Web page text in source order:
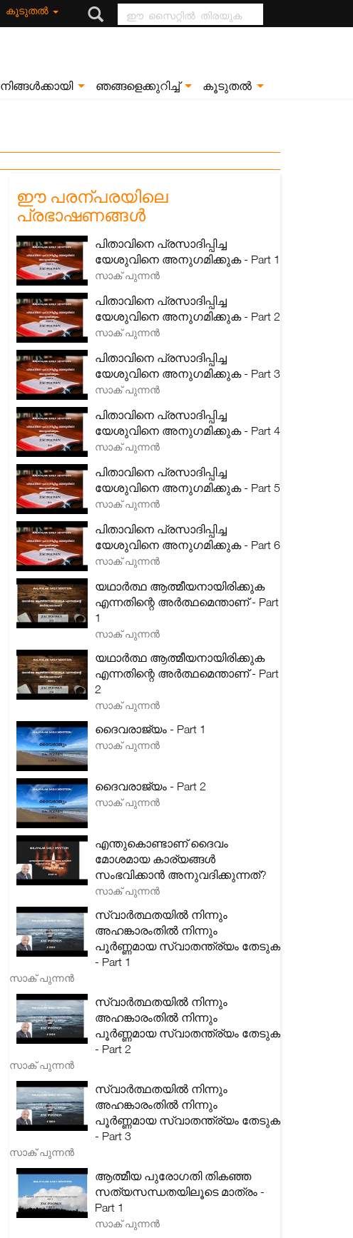
കൂടുതൽ
ഈ സൈറ്റിൽ
തിരയുക
നിങ്ങൾക്കായി ഞങ്ങളെക്കുറിച്ച് കൂടുതൽ
ഈ പരന്പരയിലെ
പ്രഭാഷണങ്ങൾ
പിതാവിനെ പ്രസാദിപ്പിച്ച
യേശുവിനെ അനുഗമിക്കുക - Part 1
സാക് പുന്നൻ
പിതാവിനെ പ്രസാദിപ്പിച്ച
യേശുവിനെ അനുഗമിക്കുക - Part 2
സാക് പുന്നൻ
പിതാവിനെ പ്രസാദിപ്പിച്ച
യേശുവിനെ അനുഗമിക്കുക - Part 3
സാക് പുന്നൻ
പിതാവിനെ പ്രസാദിപ്പിച്ച
യേശുവിനെ അനുഗമിക്കുക - Part 4
സാക് പുന്നൻ
പിതാവിനെ പ്രസാദിപ്പിച്ച
യേശുവിനെ അനുഗമിക്കുക - Part 5
സാക് പുന്നൻ
പിതാവിനെ പ്രസാദിപ്പിച്ച
യേശുവിനെ അനുഗമിക്കുക - Part 6
സാക് പുന്നൻ
യഥാർത്ഥ ആത്മീയനായിരിക്കുക
എന്നതിന്റെ അർത്ഥമെന്താണ് - Part
1
സാക് പുന്നൻ
യഥാർത്ഥ ആത്മീയനായിരിക്കുക
എന്നതിന്റെ അർത്ഥമെന്താണ് - Part
2
സാക് പുന്നൻ
ദൈവരാജ്യം - Part 1
സാക് പുന്നൻ
ദൈവരാജ്യം - Part 2
സാക് പുന്നൻ
എന്തുകൊണ്ടാണ് ദൈവം
മോശമായ കാര്യങ്ങൾ
സംഭവിക്കാൻ അനുവദിക്കുന്നത്?
സാക് പുന്നൻ
സ്വാർത്ഥതയിൽ നിന്നും
അഹങ്കാരംതിൽ നിന്നും
പൂർണ്ണമായ സ്വാതന്ത്ര്യം തേടുക
- Part 1
സാക് പുന്നൻ
സ്വാർത്ഥതയിൽ നിന്നും
അഹങ്കാരംതിൽ നിന്നും
പൂർണ്ണമായ സ്വാതന്ത്ര്യം തേടുക
- Part 2
സാക് പുന്നൻ
സ്വാർത്ഥതയിൽ നിന്നും
അഹങ്കാരംതിൽ നിന്നും
പൂർണ്ണമായ സ്വാതന്ത്ര്യം തേടുക
- Part 3
സാക് പുന്നൻ
ആത്മീയ പുരോഗതി തികഞ്ഞ
സത്യസന്ധതയിലൂടെ മാത്രം -
Part 1
സാക് പുന്നൻ